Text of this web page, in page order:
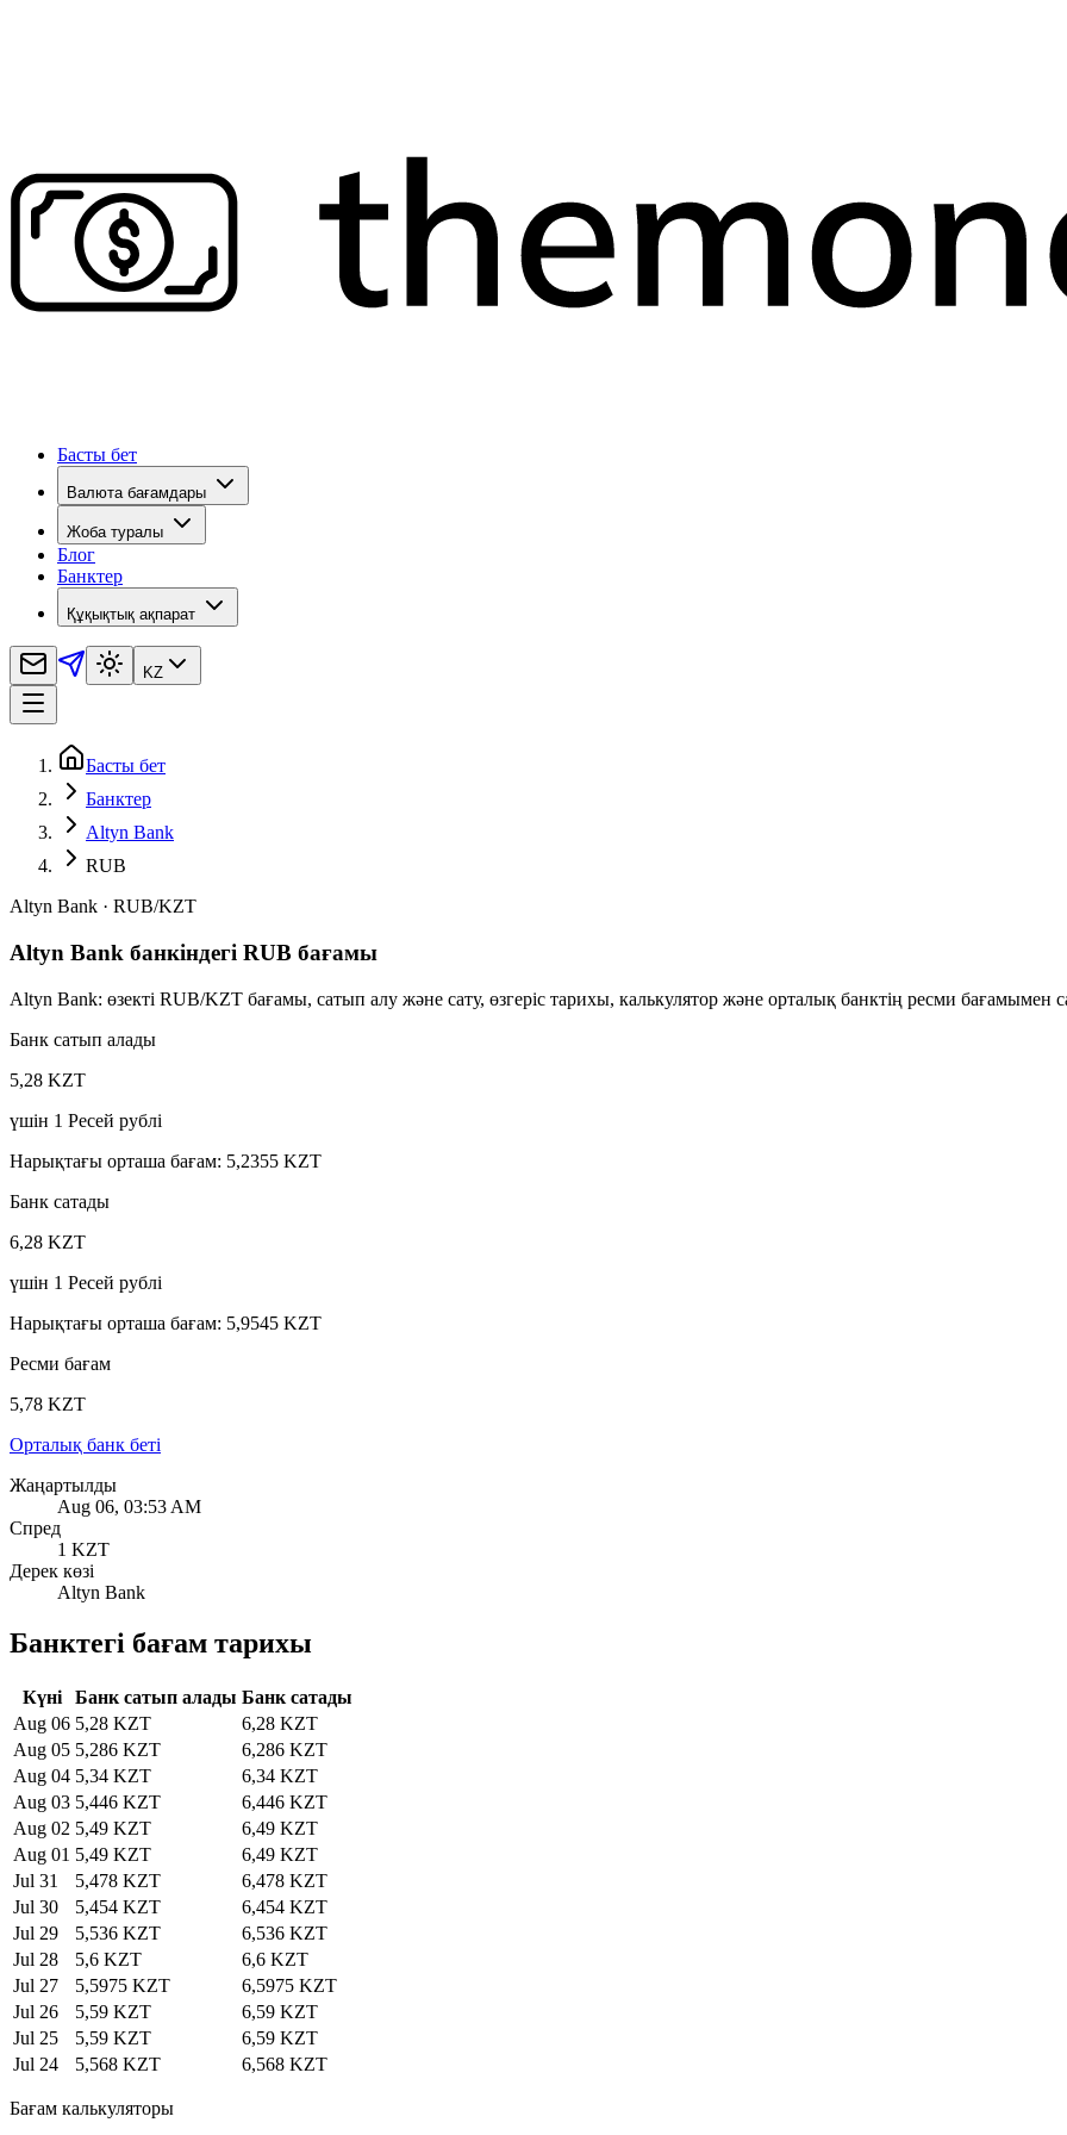
Басты бет
Валюта бағамдары
Жоба туралы
Блог
Банктер
Құқықтық ақпарат
KZ
Басты бет
Банктер
Altyn Bank
RUB
Altyn Bank · RUB/KZT
Altyn Bank банкіндегі RUB бағамы
Altyn Bank: өзекті RUB/KZT бағамы, сатып алу және сату, өзгеріс тарихы, калькулятор және орталық банктің ресми бағамымен
Банк сатып алады
5,28 KZT
үшін 1 Ресей рублі
Нарықтағы орташа бағам: 5,2355 KZT
Банк сатады
6,28 KZT
үшін 1 Ресей рублі
Нарықтағы орташа бағам: 5,9545 KZT
Ресми бағам
5,78 KZT
Орталық банк беті
Жаңартылды
Aug 06, 03:53 AM
Спред
1 KZT
Дерек көзі
Altyn Bank
Банктегі бағам тарихы
Күні Банк сатып алады Банк сатады
Aug 06 5,28 KZT
6,28 KZT
Aug 05 5,286 KZT
6,286 KZT
Aug 04 5,34 KZT
6,34 KZT
Aug 03 5,446 KZT
6,446 KZT
Aug 02 5,49 KZT
6,49 KZT
Aug 01 5,49 KZT
6,49 KZT
Jul 31
5,478 KZT
6,478 KZT
Jul 30
5,454 KZT
6,454 KZT
Jul 29
5,536 KZT
6,536 KZT
Jul 28
5,6 KZT
6,6 KZT
Jul 27
5,5975 KZT
6,5975 KZT
Jul 26
5,59 KZT
6,59 KZT
Jul 25
5,59 KZT
6,59 KZT
Jul 24
5,568 KZT 6,568 KZT
Бағам калькуляторы